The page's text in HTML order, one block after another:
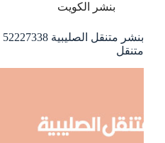
بنشر الكويت
متنقل